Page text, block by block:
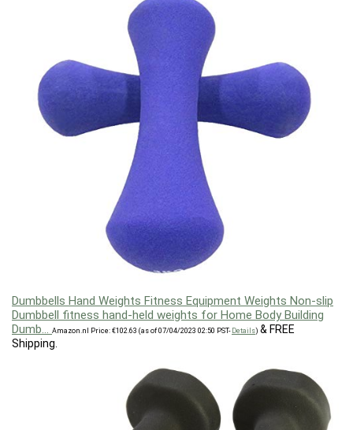
Dumbbells Hand Weights Fitness Equipment Weights Non-slip
Dumbbell fitness hand-held weights for Home Body Building
Dumb… Amazon.nl Price: €102.63 (as of 07/04/2023 02:50 PST- Details) & FREE
Shipping